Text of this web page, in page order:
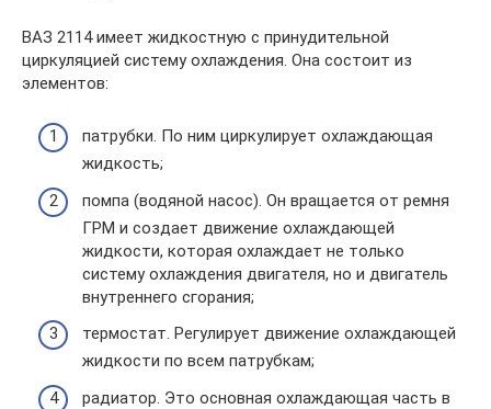
ВАЗ 2114 имеет жидкостную с принудительной
циркуляцией систему охлаждения. Она состоит из
элементов:
патрубки. По ним циркулирует охлаждающая
жидкость;
помпа (водяной насос). Он вращается от ремня
ГРМ и создает движение охлаждающей
жидкости, которая охлаждает не только
систему охлаждения двигателя, но и двигатель
внутреннего сгорания;
термостат. Регулирует движение охлаждающей
жидкости по всем патрубкам;
радиатор. Это основная охлаждающая часть в